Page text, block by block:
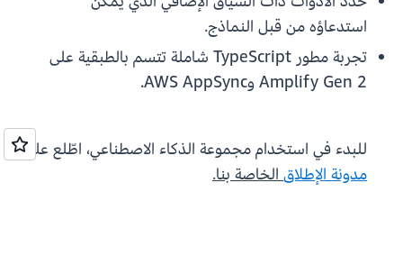
استدعاؤه من قبل النماذج.
تجربة مطور TypeScript شاملة تتسم بالطبقية على
Amplify Gen 2 وAWS AppSync.
للبدء في استخدام مجموعة الذكاء الاصطناعي، اطّلع على
مدونة الإطلاقالخاصة بنا.